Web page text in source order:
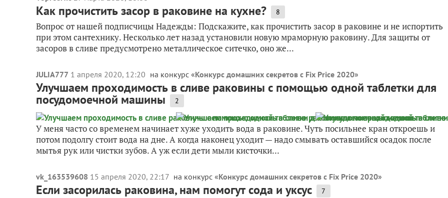
Как прочистить засор в раковине на кухне? 8
Вопрос от нашей подписчицы Надежды: Подскажите, как прочистить засор в раковине и не испортить
при этом сантехнику. Несколько лет назад установили новую мраморную раковину. Для защиты от
засоров в сливе предусмотрено металлическое ситечко, оно же...
JULIA777 1 апреля 2020, 12:20 на конкурс «Конкурс домашних секретов с Fix Price 2020»
Улучшаем проходимость в сливе раковины с помощью одной таблетки для
посудомоечной машины 2
У меня часто со временем начинает хуже уходить вода в раковине. Чуть посильнее кран откроешь и
потом подолгу стоит вода на дне. А когда наконец уходит — надо смывать оставшийся осадок после
мытья рук или чистки зубов. А уж если дети мыли кисточки...
vk_163539608 15 апреля 2020, 22:17 на конкурс «Конкурс домашних секретов с Fix Price 2020»
Если засорилась раковина, нам помогут сода и уксус 7